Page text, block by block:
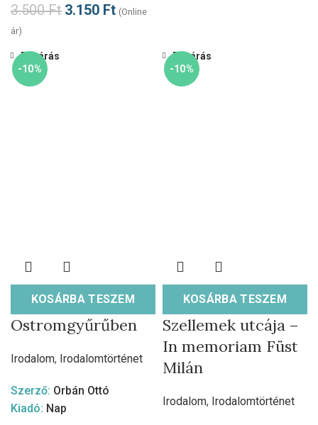
3.500Ft 3.150 Ft (Online
ár)
-10%
KOSÁRBA TESZEM
Bezárás
Ostromgyűrűben
Irodalom, Irodalomtörténet
Szerző: Orbán Ottó
Kiadó: Nap
-10%
KOSÁRBA TESZEM
Bezárás
Szellemek utcája –
In memoriam Füst
Milán
Irodalom, Irodalomtörténet